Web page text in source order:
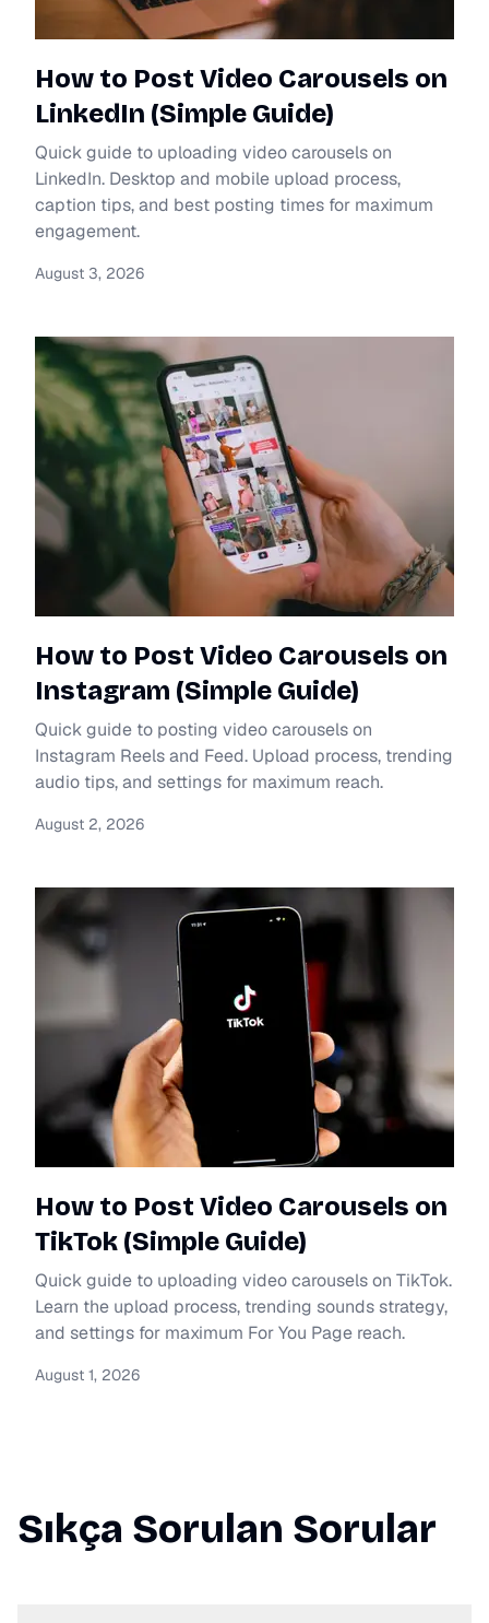
How to Post Video Carousels on
LinkedIn (Simple Guide)
Quick guide to uploading video carousels on
LinkedIn. Desktop and mobile upload process,
caption tips, and best posting times for maximum
engagement.
August 3, 2026
How to Post Video Carousels on
Instagram (Simple Guide)
Quick guide to posting video carousels on
Instagram Reels and Feed. Upload process, trending
audio tips, and settings for maximum reach.
August 2, 2026
How to Post Video Carousels on
TikTok (Simple Guide)
Quick guide to uploading video carousels on TikTok.
Learn the upload process, trending sounds strategy,
and settings for maximum For You Page reach.
August 1, 2026
Sıkça Sorulan Sorular